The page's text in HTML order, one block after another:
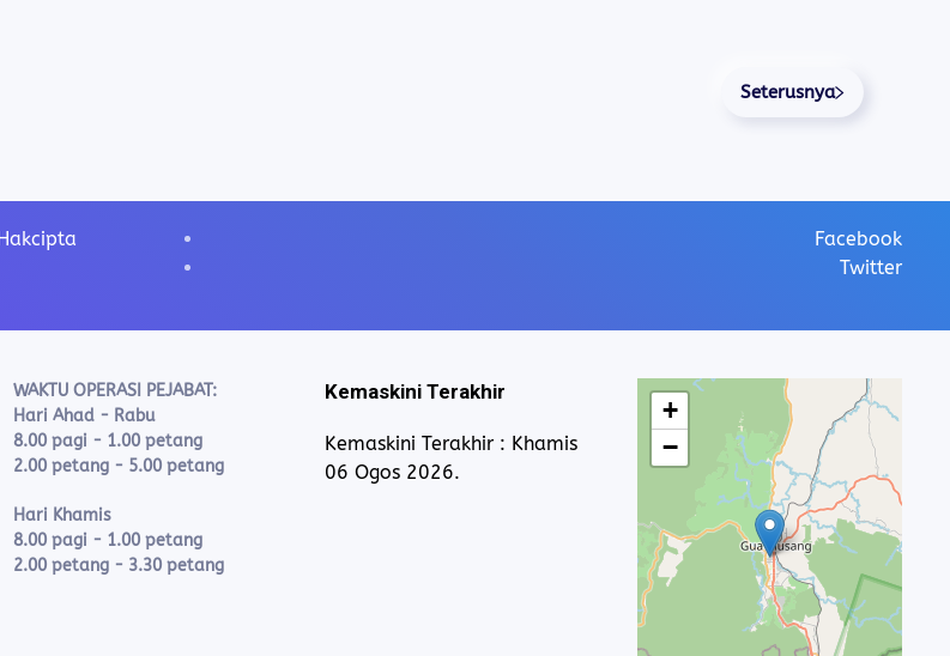
Seterusnya
Facebook
Twitter
WAKTU OPERASI PEJABAT:
Hari Ahad - Rabu
8.00 pagi - 1.00 petang
2.00 petang - 5.00 petang
Hari Khamis
8.00 pagi - 1.00 petang
2.00 petang - 3.30 petang
Kemaskini Terakhir
Kemaskini Terakhir : Khamis
06 Ogos 2026.
+
−